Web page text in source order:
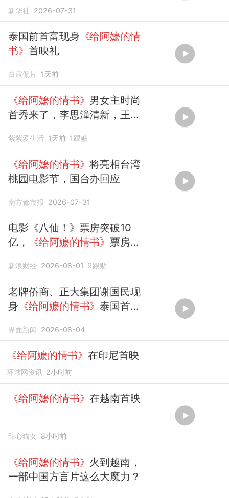
新华社 2026-07-31
泰国前首富现身 《给阿嬷的情
书》首映礼
白宸侃片 1天前
《给阿嬷的情书》 男女主时尚
首秀来了，李思潼清新，王彦
紫紫爱生活 1天前 1 跟贴
《给阿嬷的情书》将亮相台湾
桃园电影节，国台办回应
南方都市报 2026-07-31
电影《八仙！》票房突破10
亿，
《给阿嬷的情书》 票房突
房破20亿影片
新浪财经 2026-08-01 9跟贴
老牌侨商、正大集团谢国民现
身 《给阿嬷的情书》泰国首映
界面新闻 2026-08-04
《给阿嬷的情书》在印尼首映
环球网资讯 2小时前
《给阿嬷的情书》在越南首映
甜心猫女 8小时前
《给阿嬷的情书》 火到越南，
一部中国方言片这么大魔力？